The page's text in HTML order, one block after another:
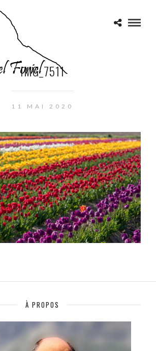
IMG_7511
11 MAI 2020
À PROPOS